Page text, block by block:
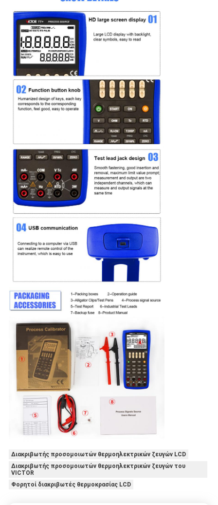
Διακριβωτής προσομοιωτών θερμοηλεκτρικών ζευγών LCD
Διακριβωτής προσομοιωτών θερμοηλεκτρικών ζευγών του
VICTOR
Φορητοί διακριβωτές θερμοκρασίας LCD